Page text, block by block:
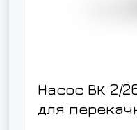
Насос ВК 2/
для